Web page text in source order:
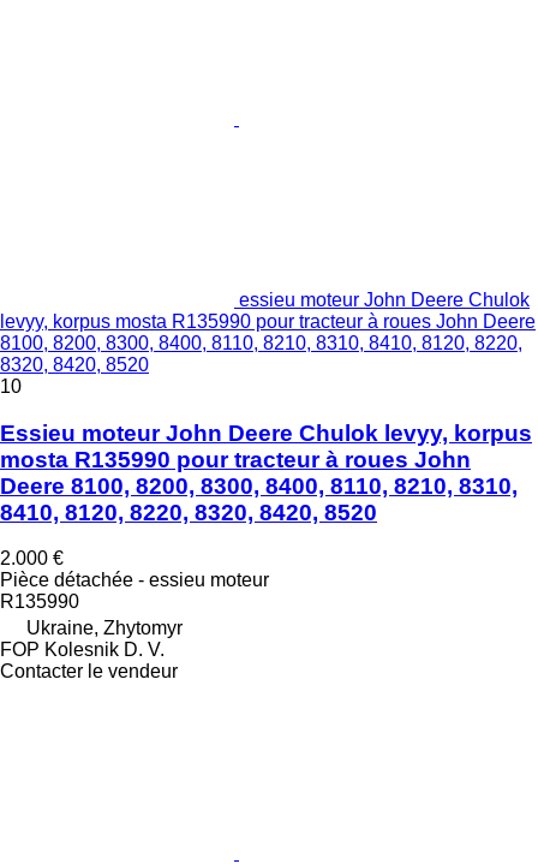
essieu moteur John Deere Chulok
levyy, korpus mosta R135990 pour tracteur à roues John Deere
8100, 8200, 8300, 8400, 8110, 8210, 8310, 8410, 8120, 8220,
8320, 8420, 8520
10
Essieu moteur John Deere Chulok levyy, korpus
mosta R135990 pour tracteur à roues John
Deere 8100, 8200, 8300, 8400, 8110, 8210, 8310,
8410, 8120, 8220, 8320, 8420, 8520
2.000 €
Pièce détachée - essieu moteur
R135990
Ukraine, Zhytomyr
FOP Kolesnik D. V.
Contacter le vendeur